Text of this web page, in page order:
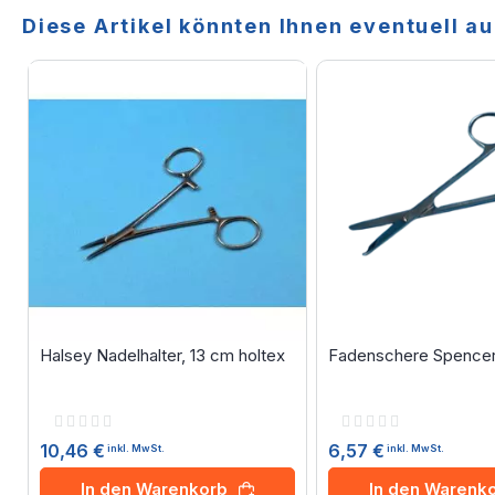
Diese Artikel könnten Ihnen eventuell
Halsey Nadelhalter, 13 cm holtex
Rating:
10,46 € inkl. MwSt.
In den Warenkorb
Fadenschere
Rating:
6,57 € inkl. MwSt.
In den